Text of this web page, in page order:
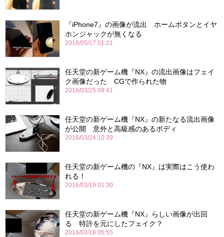
『iPhone7』の画像が流出 ホームボタンとイヤ
ホンジャックが無くなる
2016/05/17 01:21
任天堂の新ゲーム機『NX』の流出画像はフェイ
ク画像だった CGで作られた物
2016/03/25 09:41
任天堂の新ゲーム機『NX』の新たなる流出画像
が公開 意外と高級感のあるボディ
2016/03/24 10:39
任天堂の新ゲーム機の『NX』は実際はこう使わ
れる！
2016/03/19 01:30
任天堂の新ゲーム機『NX』らしい画像が出回
る 特許を元にしたフェイク？
2016/03/18 05:55